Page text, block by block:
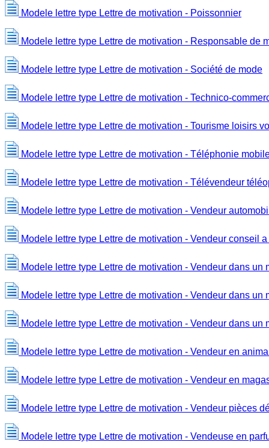
Modele lettre type Lettre de motivation - Poissonnier
Modele lettre type Lettre de motivation - Responsable de
Modele lettre type Lettre de motivation - Société de mode
Modele lettre type Lettre de motivation - Technico-
Modele lettre type Lettre de motivation - Tourisme loisirs
Modele lettre type Lettre de motivation - Téléphonie
Modele lettre type Lettre de motivation - Télévendeur
Modele lettre type Lettre de motivation - Vendeur
Modele lettre type Lettre de motivation - Vendeur conseil
Modele lettre type Lettre de motivation - Vendeur dans un
Modele lettre type Lettre de motivation - Vendeur dans un
Modele lettre type Lettre de motivation - Vendeur dans un
Modele lettre type Lettre de motivation - Vendeur en
Modele lettre type Lettre de motivation - Vendeur en
Modele lettre type Lettre de motivation - Vendeur pièces
Modele lettre type Lettre de motivation - Vendeuse en